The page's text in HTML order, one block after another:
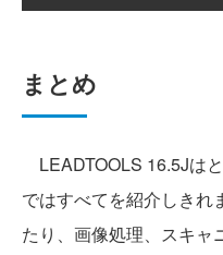
まとめ
LEADTOOLS 16.5Jは
ではすべてを紹介しきれ
たり、画像処理、スキャ